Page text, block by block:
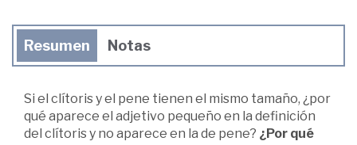
Resumen Notas
Si el clítoris y el pene tienen el mismo tamaño, ¿por
qué aparece el adjetivo pequeño en la definición
del clítoris y no aparece en la de pene? ¿Por qué